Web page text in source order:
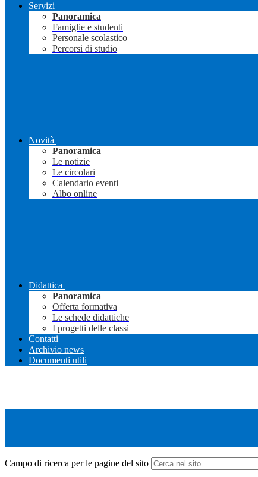
Servizi
Panoramica
Famiglie e studenti
Personale scolastico
Percorsi di studio
Novità
Panoramica
Le notizie
Le circolari
Calendario eventi
Albo online
Didattica
Panoramica
Offerta formativa
Le schede didattiche
I progetti delle classi
Contatti
Archivio news
Documenti utili
Campo di ricerca per le pagine del sito